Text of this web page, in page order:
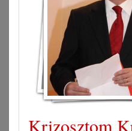
Krizosztom